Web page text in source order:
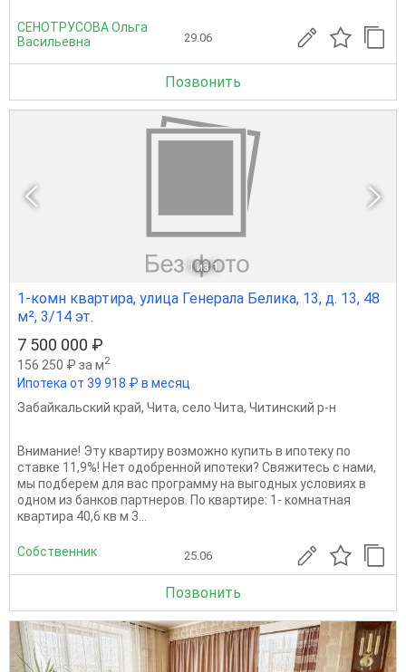
СЕНОТРУСОВА Ольга
Васильевна
29.06
Позвонить
1 из 1
1-комн квартира, улица Генерала Белика, 13, д. 13, 48
м², 3/14 эт.
7 500 000 ₽
156 250 ₽ за м2
Ипотека от 39 918 ₽ в месяц
Забайкальский край, Чита, село Чита, Читинский р-н
Внимание! Эту квартиру возможно купить в ипотеку по
ставке 11,9%! Нет одобренной ипотеки? Свяжитесь с нами,
мы подберем для вас программу на выгодных условиях в
одном из банков партнеров. По квартире: 1- комнатная
квартира 40,6 кв м 3...
Собственник 25.06
Позвонить